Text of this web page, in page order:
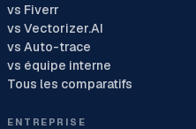
vs Fiverr
vs Vectorizer.AI
vs Auto-trace
vs équipe interne
Tous les comparatifs
ENTREPRISE